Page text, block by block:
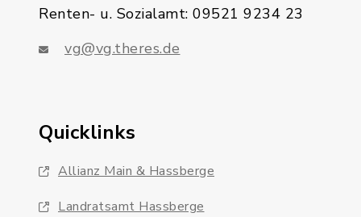
Renten- u. Sozialamt: 09521 9234 23
vg@vg.theres.de
Quicklinks
Allianz Main & Hassberge
Landratsamt Hassberge